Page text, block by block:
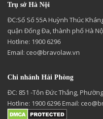
Trụ sở Hà Nội
ĐC:Số Số 55A Huỳnh Thúc
quận Đống Đa, thành phố Hà
Hotline: 1900 6296
Email: ceo@bravolaw.vn
Chi nhánh Hải Phòng
ĐC: 851 -Tôn Đức Thắng,
Hotline: 1900 6296 Email: